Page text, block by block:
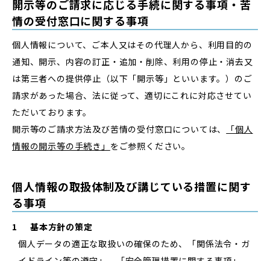
開示等のご請求に応じる手続に関する事項・苦
情の受付窓口に関する事項
個人情報について、ご本人又はその代理人から、利用目的の
通知、開示、内容の訂正・追加・削除、利用の停止・消去又
は第三者への提供停止（以下「開示等」といいます。）のご
請求があった場合、法に従って、適切にこれに対応させてい
ただいております。
開示等のご請求方法及び苦情の受付窓口については、
「個人
情報の開示等の手続き」 をご参照ください。
個人情報の取扱体制及び講じている措置に関す
る事項
1
基本方針の策定
個人データの適正な取扱いの確保のため、「関係法令・ガ